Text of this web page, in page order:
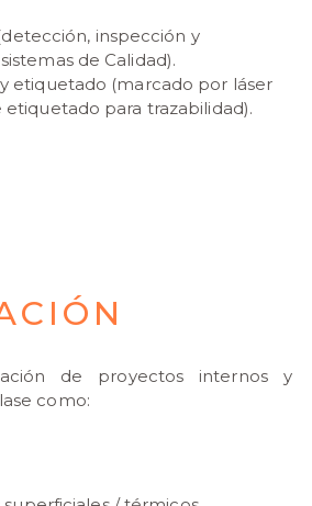
inspección y
de Calidad).
etiquetado (marcado por láser
etiquetado para trazabilidad).
de proyectos internos y
como: